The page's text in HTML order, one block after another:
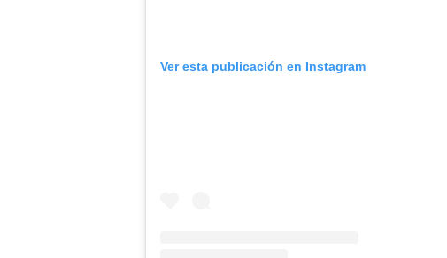
Ver esta publicación en Instagram